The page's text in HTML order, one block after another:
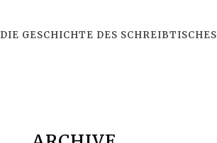
DIE GESCHICHTE DES SCHREIBTISCHES